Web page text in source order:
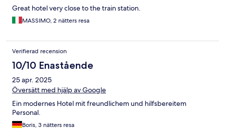
Great hotel very close to the train station.
MASSIMO, 2 nätters resa
Verifierad recension
10/10 Enastående
25 apr. 2025
Översätt med hjälp av Google
Ein modernes Hotel mit freundlichem und hilfsbereitem
Personal.
Boris, 3 nätters resa